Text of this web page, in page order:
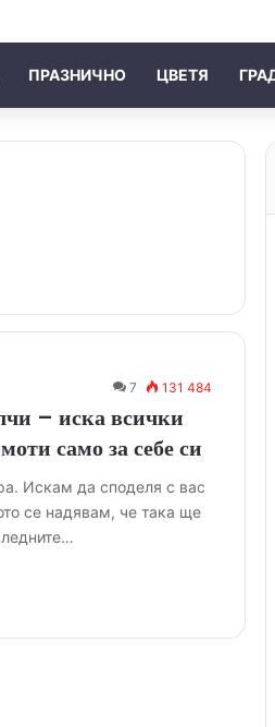
ПРАЗНИЧНО ЦВЕТЯ
7 131 484
– иска всички
само за себе си
Искам да споделя с вас
се надявам, че така ще